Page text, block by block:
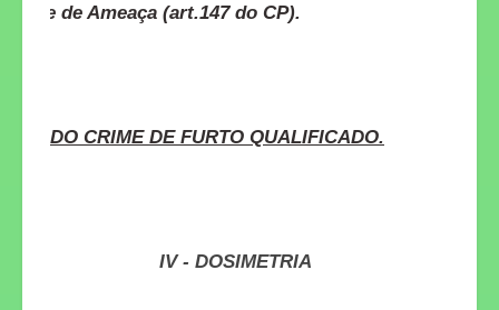
crime de Ameaça (art.147 do CP).
DO CRIME DE FURTO QUALIFICADO.
IV - DOSIMETRIA